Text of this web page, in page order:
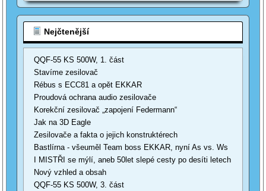
Nejčtenější
QQF-55 KS 500W, 1. část
Stavíme zesilovač
Rébus s ECC81 a opět EKKAR
Proudová ochrana audio zesilovače
Korekční zesilovač „zapojení Federmann“
Jak na 3D Eagle
Zesilovače a fakta o jejich konstruktérech
Bastlírna - všeuměl Team boss EKKAR, nyní As vs. Ws
I MISTŘI se mýlí, aneb 50let slepé cesty po desíti letech
Nový vzhled a obsah
QQF-55 KS 500W, 3. část